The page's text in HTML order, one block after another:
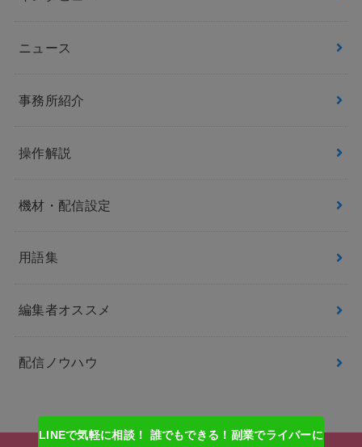
ニュース
事務所紹介
操作解説
機材・配信設定
用語集
編集者オススメ
配信ノウハウ
LINEで気軽に相談！ 誰でもできる！副業でライバーに